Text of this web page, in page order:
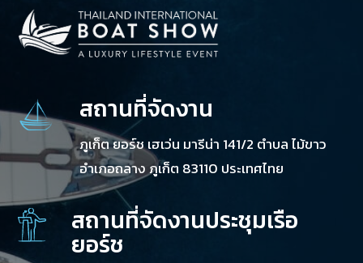
สถานที่จัดงาน
ภูเก็ต ยอร์ช เฮเว่น มารีน่า 141/2 ตำบล ไม้ขาว
อำเภอถลาง ภูเก็ต 83110 ประเทศไทย
สถานที่จัดงานประชุมเรือ
ยอร์ช